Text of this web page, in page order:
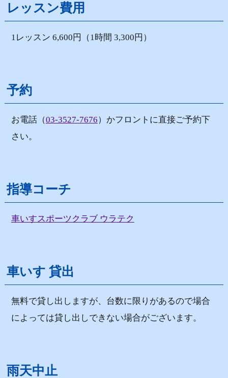
レッスン費用
1レッスン 6,600円（1時間 3,300円）
予約
お電話（03-3527-7676）かフロントに直接ご予約下
さい。
指導コーチ
車いすスポーツクラブ ウラテク
車いす 貸出
無料で貸し出しますが、台数に限りがあるので場合
によっては貸し出しできない場合がございます。
雨天中止